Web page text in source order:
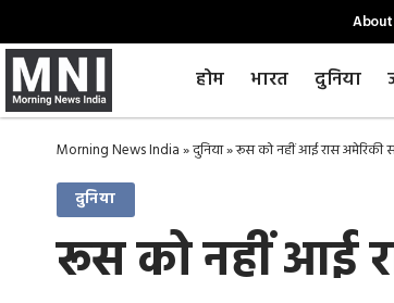
About
होम भारत दुनिया
Morning News India»दुनिया»रूस को नहीं आई रास अमेरिकी
दुनिया
रूस को नहीं आई